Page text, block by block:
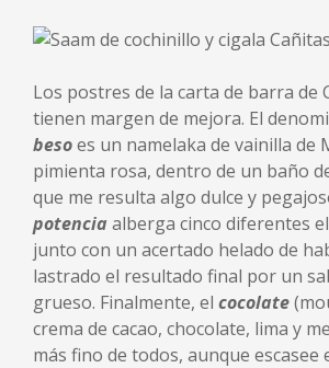
Los postres de la carta de barra de
tienen margen de mejora. El
besoes un namelaka de vainilla de
pimienta rosa, dentro de un baño
que me resulta algo dulce y
potencia alberga cinco diferentes
junto con un acertado helado de
lastrado el resultado final por un
grueso. Finalmente, el cocolate
crema de cacao, chocolate, lima y
más fino de todos, aunque escasee